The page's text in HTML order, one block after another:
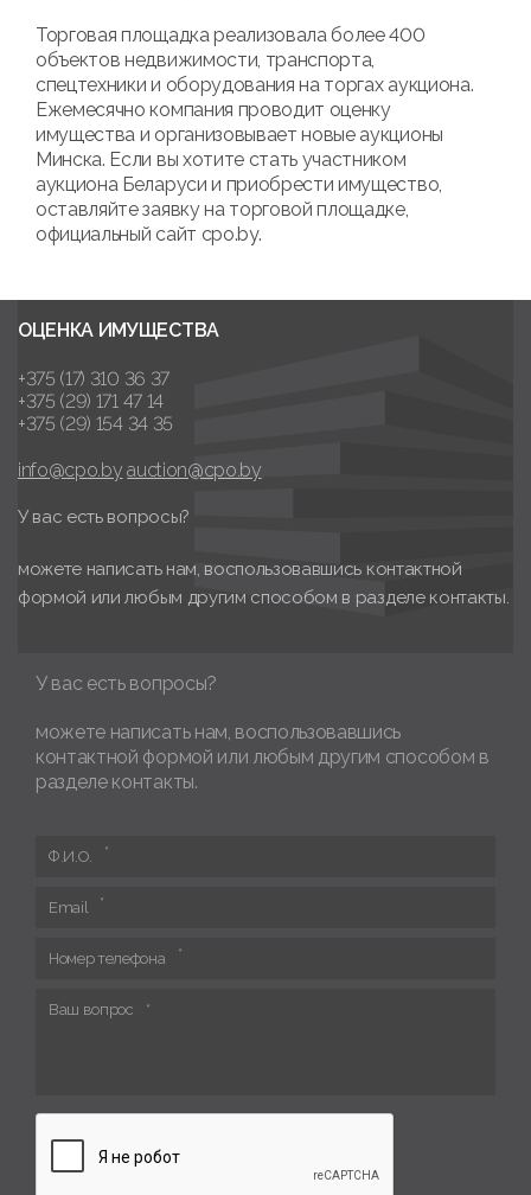
Торговая площадка реализовала более 400
объектов недвижимости, транспорта,
спецтехники и оборудования на торгах аукциона.
Ежемесячно компания проводит оценку
имущества и организовывает новые аукционы
Минска. Если вы хотите стать участником
аукциона Беларуси и приобрести имущество,
оставляйте заявку на торговой площадке,
официальный сайт cpo.by.
ОЦЕНКА ИМУЩЕСТВА
+375 (17) 310 36 37
+375 (29) 171 47 14
+375 (29) 154 34 35
info@cpo.by auction@cpo.by
У вас есть вопросы?
можете написать нам, воспользовавшись контактной
формой или любым другим способом в разделе контакты.
У вас есть вопросы?
можете написать нам, воспользовавшись
контактной формой или любым другим способом в
разделе контакты.
Ф.И.О.
Email
Номер телефона
Ваш вопрос